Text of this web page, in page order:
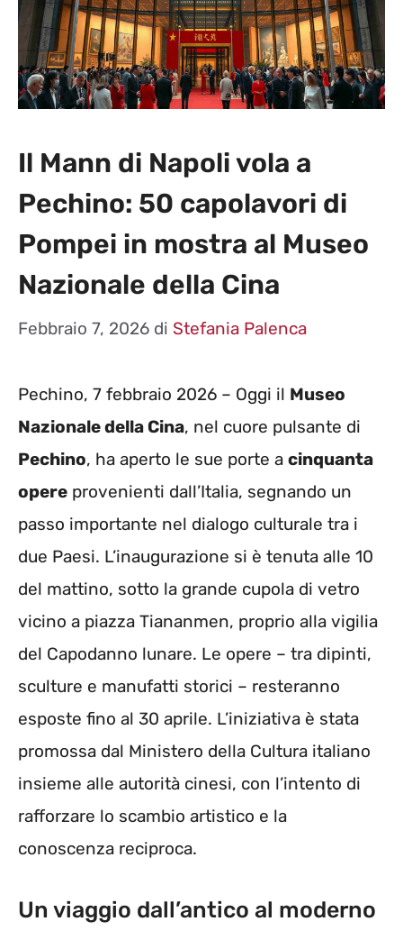
Il Mann di Napoli vola a
Pechino: 50 capolavori di
Pompei in mostra al Museo
Nazionale della Cina
Febbraio 7, 2026 di Stefania Palenca
Pechino, 7 febbraio 2026 – Oggi il Museo
Nazionale della Cina, nel cuore pulsante di
Pechino, ha aperto le sue porte a cinquanta
opere provenienti dall’Italia, segnando un
passo importante nel dialogo culturale tra i
due Paesi. L’inaugurazione si è tenuta alle 10
del mattino, sotto la grande cupola di vetro
vicino a piazza Tiananmen, proprio alla vigilia
del Capodanno lunare. Le opere – tra dipinti,
sculture e manufatti storici – resteranno
esposte fino al 30 aprile. L’iniziativa è stata
promossa dal Ministero della Cultura italiano
insieme alle autorità cinesi, con l’intento di
rafforzare lo scambio artistico e la
conoscenza reciproca.
Un viaggio dall’antico al moderno